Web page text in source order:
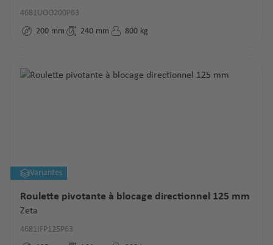
4681UOO200P63
200 mm 240 mm 800 kg
Variantes
Roulette pivotante à blocage directionnel 125 mm
Zeta
4681IFP125P63